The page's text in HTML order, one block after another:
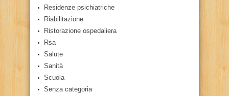
Residenze psichiatriche
Riabilitazione
Ristorazione ospedaliera
Rsa
Salute
Sanità
Scuola
Senza categoria